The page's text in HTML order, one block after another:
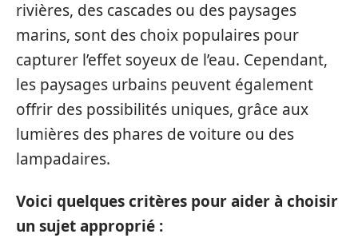
rivières, des cascades ou des paysages
marins, sont des choix populaires pour
capturer l’effet soyeux de l’eau. Cependant,
les paysages urbains peuvent également
offrir des possibilités uniques, grâce aux
lumières des phares de voiture ou des
lampadaires.
Voici quelques critères pour aider à choisir
un sujet approprié :